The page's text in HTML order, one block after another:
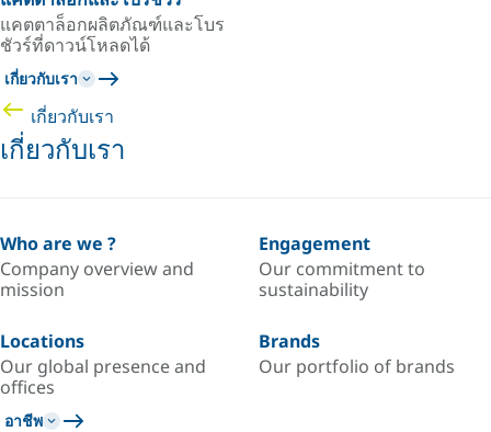
แคตตาล็อกผลิตภัณฑ์และโบร
ชัวร์ที่ดาวน์โหลดได้
เกี่ยวกับเรา
เกี่ยวกับเรา
เกี่ยวกับเรา
Who are we ?
Company overview and
mission
Engagement
Our commitment to
sustainability
Locations
Our global presence and
offices
Brands
Our portfolio of brands
อาชีพ